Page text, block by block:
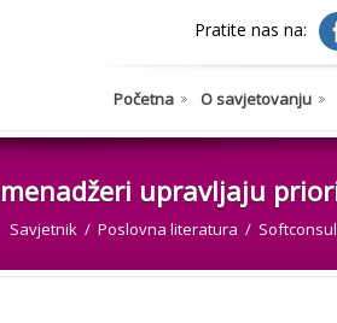
Pratite nas na:
Početna O savjetovanju
upravljaju
Savjetnik Poslovna literatura